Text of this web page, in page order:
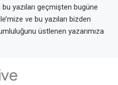
yazıları geçmişten bugüne
ve bu yazıları bizden
üstlenen yazarımıza